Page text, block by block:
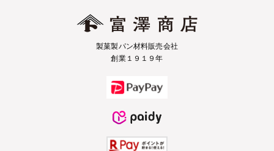
製菓製パン材料販売会社
創業１９１９年